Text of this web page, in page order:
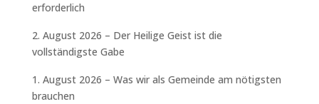
erforderlich
2. August 2026 – Der Heilige Geist ist die
vollständigste Gabe
1. August 2026 – Was wir als Gemeinde am nötigsten
brauchen